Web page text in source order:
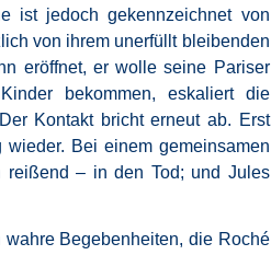
ist jedoch gekennzeichnet von
von ihrem unerfüllt bleibenden
eröffnet, er wolle seine Pariser
bekommen, eskaliert die
Kontakt bricht erneut ab. Erst
Bei einem gemeinsamen
– in den Tod; und Jules
wahre Begebenheiten, die Roché